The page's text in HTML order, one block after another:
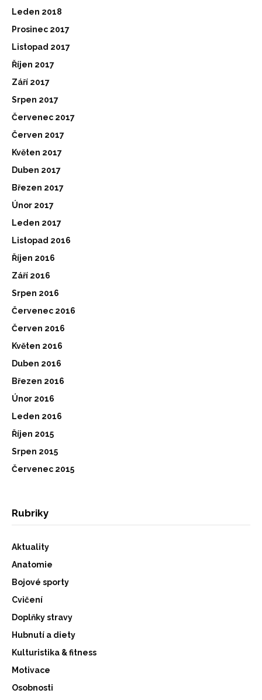
Leden 2018
Prosinec 2017
Listopad 2017
Říjen 2017
Září 2017
Srpen 2017
Červenec 2017
Červen 2017
Květen 2017
Duben 2017
Březen 2017
Únor 2017
Leden 2017
Listopad 2016
Říjen 2016
Září 2016
Srpen 2016
Červenec 2016
Červen 2016
Květen 2016
Duben 2016
Březen 2016
Únor 2016
Leden 2016
Říjen 2015
Srpen 2015
Červenec 2015
Rubriky
Aktuality
Anatomie
Bojové sporty
Cvičení
Doplňky stravy
Hubnutí a diety
Kulturistika & fitness
Motivace
Osobnosti